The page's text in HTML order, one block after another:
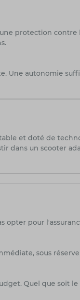
protection
Une autonomie
et doté de
dans un scooter
opter pour
sous
Quel que soit